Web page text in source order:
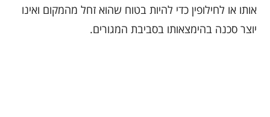
אותו או לחילופין כדי להיות בטוח שהוא זחל מהמקום ואינו
יוצר סכנה בהימצאותו בסביבת המגורים.